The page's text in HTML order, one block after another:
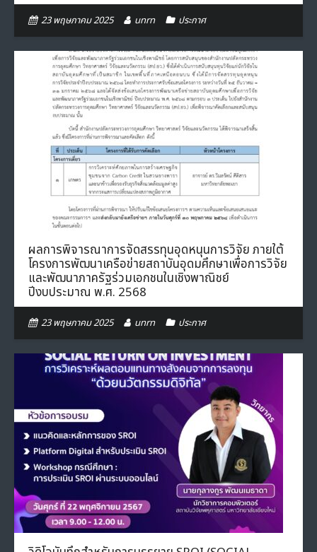
23 พฤษภาคม 2025 unrn ประกาศ
ผลการพิจารณาการจัดสรรทุนอุดหนุนการวิจัย ภายใต้
โครงการพัฒนาเครือข่ายสถาบันอุดมศึกษาเพื่อการวิจัย
และพัฒนาภาครัฐร่วมเอกชนในเชิงพาณิชย์
ปีงบประมาณ พ.ศ. 2568
23 พฤษภาคม 2025 unrn ประกาศ